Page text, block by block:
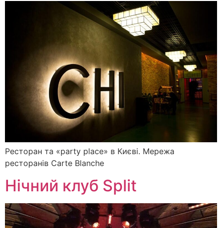
Ресторан та «party place» в Києві. Мережа
ресторанів Carte Blanche
Нічний клуб Split